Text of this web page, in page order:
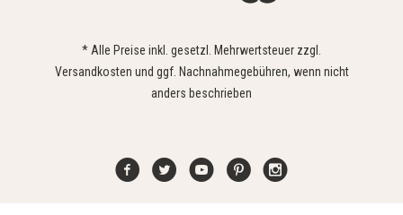
* Alle Preise inkl. gesetzl. Mehrwertsteuer zzgl.
Versandkosten und ggf. Nachnahmegebühren, wenn nicht
anders beschrieben